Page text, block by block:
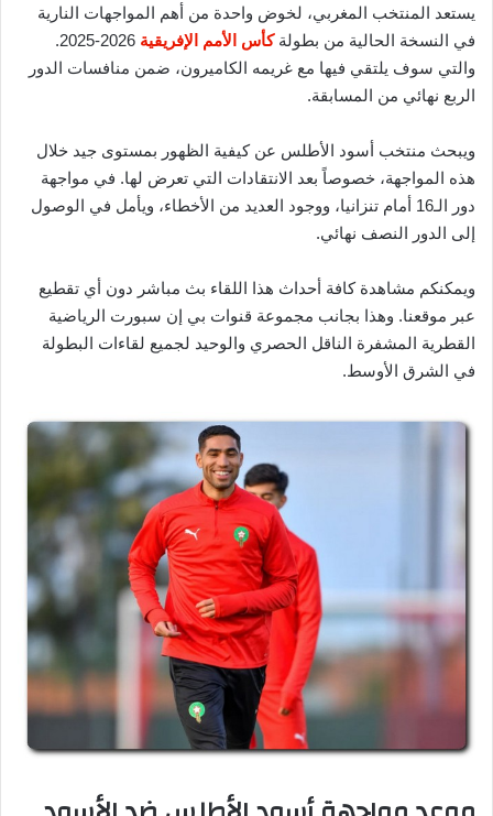
يستعد المنتخب المغربي، لخوض واحدة من أهم المواجهات النارية
في النسخة الحالية من بطولةكأس الأمم الإفريقية
2026-2025.
والتي سوف يلتقي فيها مع غريمه الكاميرون، ضمن منافسات الدور
الربع نهائي من المسابقة.
ويبحث منتخب أسود الأطلس عن كيفية الظهور بمستوى جيد خلال
هذه المواجهة، خصوصاً بعد الانتقادات التي تعرض لها. في مواجهة
دور الـ16 أمام تنزانيا، ووجود العديد من الأخطاء، ويأمل في الوصول
إلى الدور النصف نهائي.
ويمكنكم مشاهدة كافة أحداث هذا اللقاء بث مباشر دون أي تقطيع
عبر موقعنا. وهذا بجانب مجموعة قنوات بي إن سبورت الرياضية
القطرية المشفرة الناقل الحصري والوحيد لجميع لقاءات البطولة
في الشرق الأوسط.